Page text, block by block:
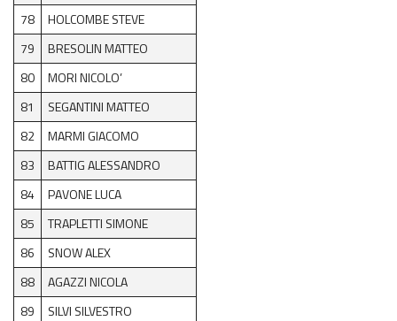
78
HOLCOMBE STEVE
79
BRESOLIN MATTEO
80
MORI NICOLO’
81
SEGANTINI MATTEO
82
MARMI GIACOMO
83
BATTIG ALESSANDRO
84
PAVONE LUCA
85
TRAPLETTI SIMONE
86
SNOW ALEX
88
AGAZZI NICOLA
89
SILVI SILVESTRO